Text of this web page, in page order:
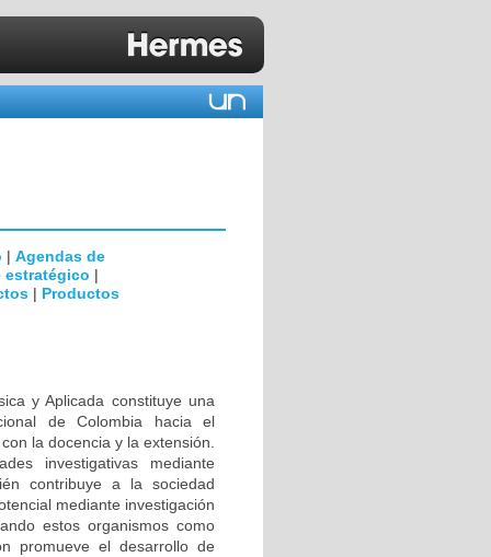
| Agendas de
estratégico |
| Productos
y Aplicada constituye una
de Colombia hacia el
la docencia y la extensión.
investigativas mediante
contribuye a la sociedad
mediante investigación
estos organismos como
promueve el desarrollo de